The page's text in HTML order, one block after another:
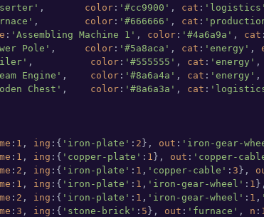
, color : '#cc9900' , cat : 'logistics'
, color : '#666666' , cat :
: 'Assembling Machine 1' , color : '#4a6a9a' , cat :
Pole' , color : '#5a8aca' , cat : 'energy' ,
, color : '#555555' , cat : 'energy' ,
Engine' , color : '#8a6a4a' , cat : 'energy' ,
Chest' , color : '#8a6a3a' , cat :
: 1 , ing :{ 'iron-plate' : 2 }, out : 'iron-gear-
: 1 , ing :{ 'copper-plate' : 1 }, out : 'copper-
: 2 , ing :{ 'iron-plate' : 1 , 'copper-cable' : 3 },
: 1 , ing :{ 'iron-plate' : 1 , 'iron-gear-wheel' : 1
: 2 , ing :{ 'iron-plate' : 1 , 'iron-gear-wheel' : 1 ,
: 3 , ing :{ 'stone-brick' : 5 }, out : 'furnace' , n :